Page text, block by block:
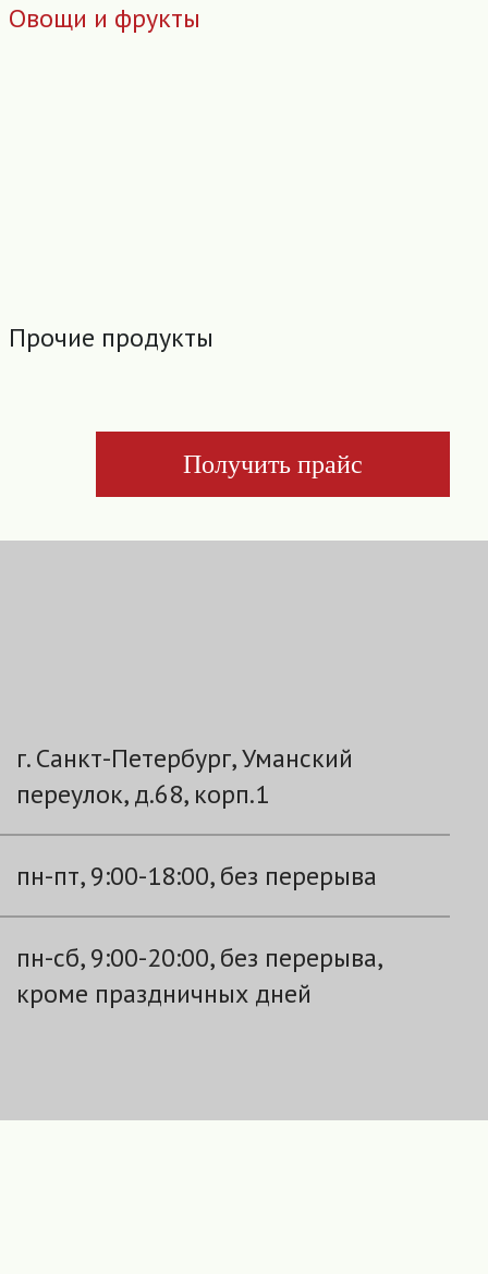
Овощи и фрукты
Прочие продукты
Получить прайс
г. Санкт-Петербург, Уманский
переулок, д.68, корп.1
пн-пт, 9:00-18:00, без перерыва
пн-сб, 9:00-20:00, без перерыва,
кроме праздничных дней